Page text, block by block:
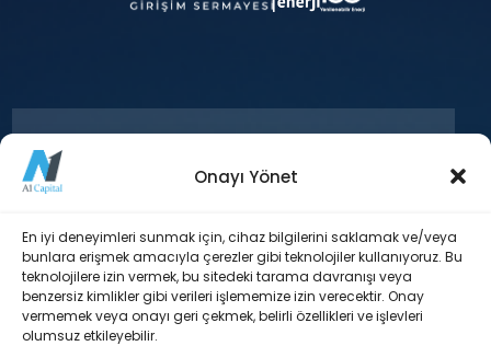
Onayı Yönet
En iyi deneyimleri sunmak için, cihaz bilgilerini saklamak ve/veya
bunlara erişmek amacıyla çerezler gibi teknolojiler kullanıyoruz. Bu
teknolojilere izin vermek, bu sitedeki tarama davranışı veya
benzersiz kimlikler gibi verileri işlememize izin verecektir. Onay
vermemek veya onayı geri çekmek, belirli özellikleri ve işlevleri
olumsuz etkileyebilir.
+90 212 371 18 00
Esentepe Mah. Büyükdere Cad. Levent
Plaza Blok No: 173 İç Kapı No: 29 Şişli /
İstanbul